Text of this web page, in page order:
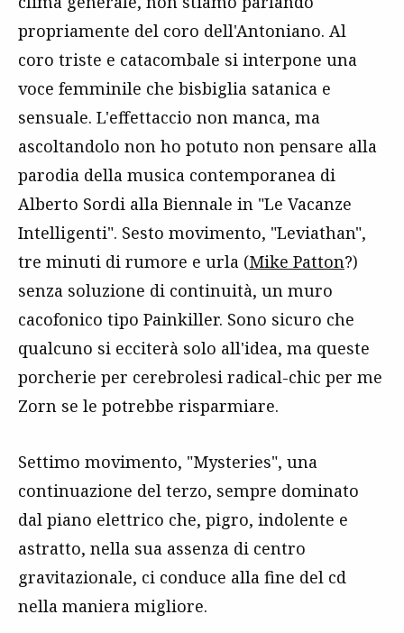
propriamente del coro dell'Antoniano. Al
coro triste e catacombale si interpone una
voce femminile che bisbiglia satanica e
sensuale. L'effettaccio non manca, ma
ascoltandolo non ho potuto non pensare alla
parodia della musica contemporanea di
Alberto Sordi alla Biennale in "Le Vacanze
Intelligenti". Sesto movimento, "Leviathan",
tre minuti di rumore e urla (Mike Patton?)
senza soluzione di continuità, un muro
cacofonico tipo Painkiller. Sono sicuro che
qualcuno si ecciterà solo all'idea, ma queste
porcherie per cerebrolesi radical-chic per me
Zorn se le potrebbe risparmiare.
Settimo movimento, "Mysteries", una
continuazione del terzo, sempre dominato
dal piano elettrico che, pigro, indolente e
astratto, nella sua assenza di centro
gravitazionale, ci conduce alla fine del cd
nella maniera migliore.